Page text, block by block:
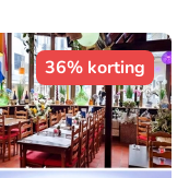
36% korting